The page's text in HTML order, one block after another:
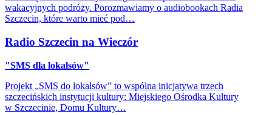
wakacyjnych podróży. Porozmawiamy o audiobookach Radia
Szczecin, które warto mieć pod…
Radio Szczecin na Wieczór
"SMS dla lokalsów"
Projekt „SMS do lokalsów” to wspólna inicjatywa trzech
szczecińskich instytucji kultury: Miejskiego Ośrodka Kultury
w Szczecinie, Domu Kultury…